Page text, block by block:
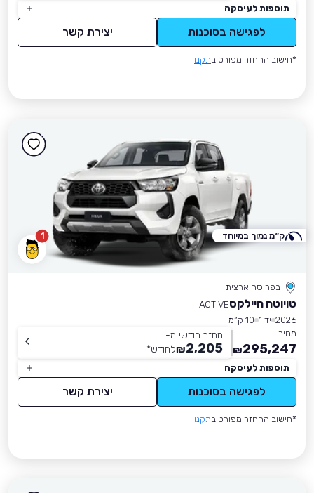
תוספות לעיסקה
לפגישה בסוכנות יצירת קשר
*חישוב ההחזר מפורט בתקנון
1
בפריסה ארצית
טויוטה היילקסACTIVE
2026 יד 1
10 ק״מ
מחיר
295,247
₪
החזר חודשי מ-
2,205
₪לחודש*
תוספות לעיסקה
לפגישה בסוכנות יצירת קשר
*חישוב ההחזר מפורט בתקנון
ק״מ נמוך במיוחד